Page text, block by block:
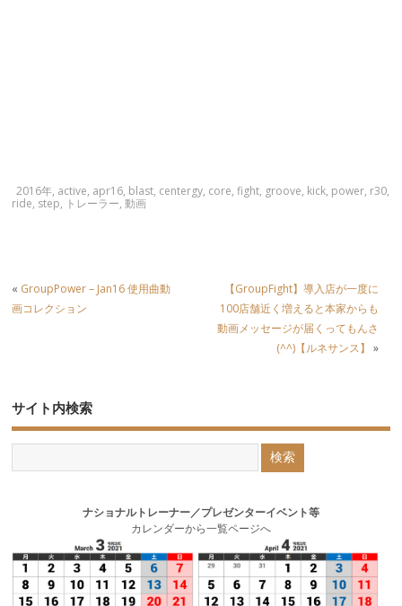
2016年, active, apr16, blast, centergy, core,fight, groove, kick, power, r30,
ride, step, トレーラー,動画
« GroupPower – Jan16 使用曲動
画コレクション
【GroupFight】導入店が一度に
100店舗近く増えると本家からも
動画メッセージが届くってもんさ
(^^)【ルネサンス】 »
サイト内検索
ナショナルトレーナー／プレゼンターイベント等
カレンダーから一覧ページへ